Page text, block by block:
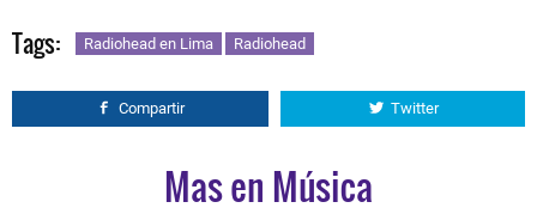
Tags: Radiohead en Lima Radiohead
Compartir Twitter
Mas en Música